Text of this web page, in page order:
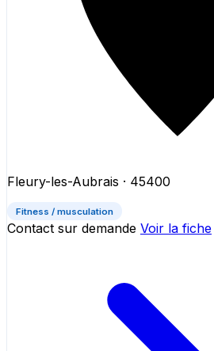
Fleury-les-Aubrais · 45400
Fitness / musculation
Contact sur demande Voir la fiche